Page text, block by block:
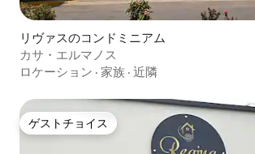
リヴァスのコンドミニアム
カサ・エルマノス
ロケーション · 家族 · 近隣
ゲストチョイス
ゲストチョイス